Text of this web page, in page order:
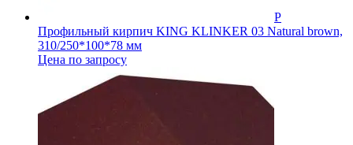
Профильный кирпич KING KLINKER 03 Natural brown,
310/250*100*78 мм
Цена по запросу